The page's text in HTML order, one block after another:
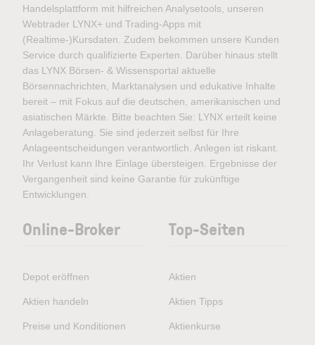
Handelsplattform mit hilfreichen Analysetools, unseren
Webtrader LYNX+ und Trading-Apps mit
(Realtime-)Kursdaten. Zudem bekommen unsere Kunden
Service durch qualifizierte Experten. Darüber hinaus stellt
das LYNX Börsen- & Wissensportal aktuelle
Börsennachrichten, Marktanalysen und edukative Inhalte
bereit – mit Fokus auf die deutschen, amerikanischen und
asiatischen Märkte. Bitte beachten Sie: LYNX erteilt keine
Anlageberatung. Sie sind jederzeit selbst für Ihre
Anlageentscheidungen verantwortlich. Anlegen ist riskant.
Ihr Verlust kann Ihre Einlage übersteigen. Ergebnisse der
Vergangenheit sind keine Garantie für zukünftige
Entwicklungen.
Online-Broker
Depot eröffnen
Aktien handeln
Preise und Konditionen
Top-Seiten
Aktien
Aktien Tipps
Aktienkurse